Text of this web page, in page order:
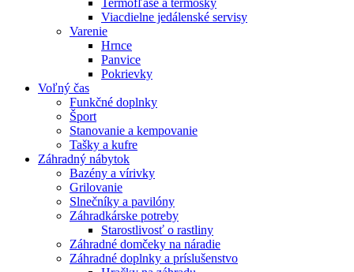
Viacdielne jedálenské servisy
Varenie
Hrnce
Panvice
Pokrievky
Voľný čas
Funkčné doplnky
Šport
Stanovanie a kempovanie
Tašky a kufre
Záhradný nábytok
Bazény a vírivky
Grilovanie
Slnečníky a pavilóny
Záhradkárske potreby
Starostlivosť o rastliny
Záhradné domčeky na náradie
Záhradné doplnky a príslušenstvo